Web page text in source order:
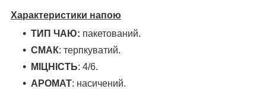
Характеристики напою
ТИП ЧАЮ: пакетований.
СМАК: терпкуватий.
МІЦНІСТЬ: 4/6.
АРОМАТ: насичений.